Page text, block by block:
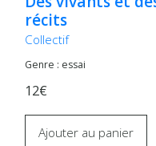
récits
Collectif
Genre : essai
12€
Ajouter au panier